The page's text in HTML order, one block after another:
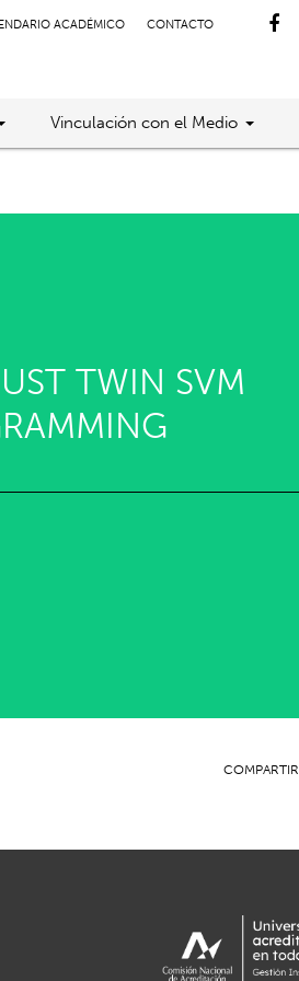
ACADÉMICO CONTACTO
Vinculación con el Medio
TWIN SVM
COMPARTIR